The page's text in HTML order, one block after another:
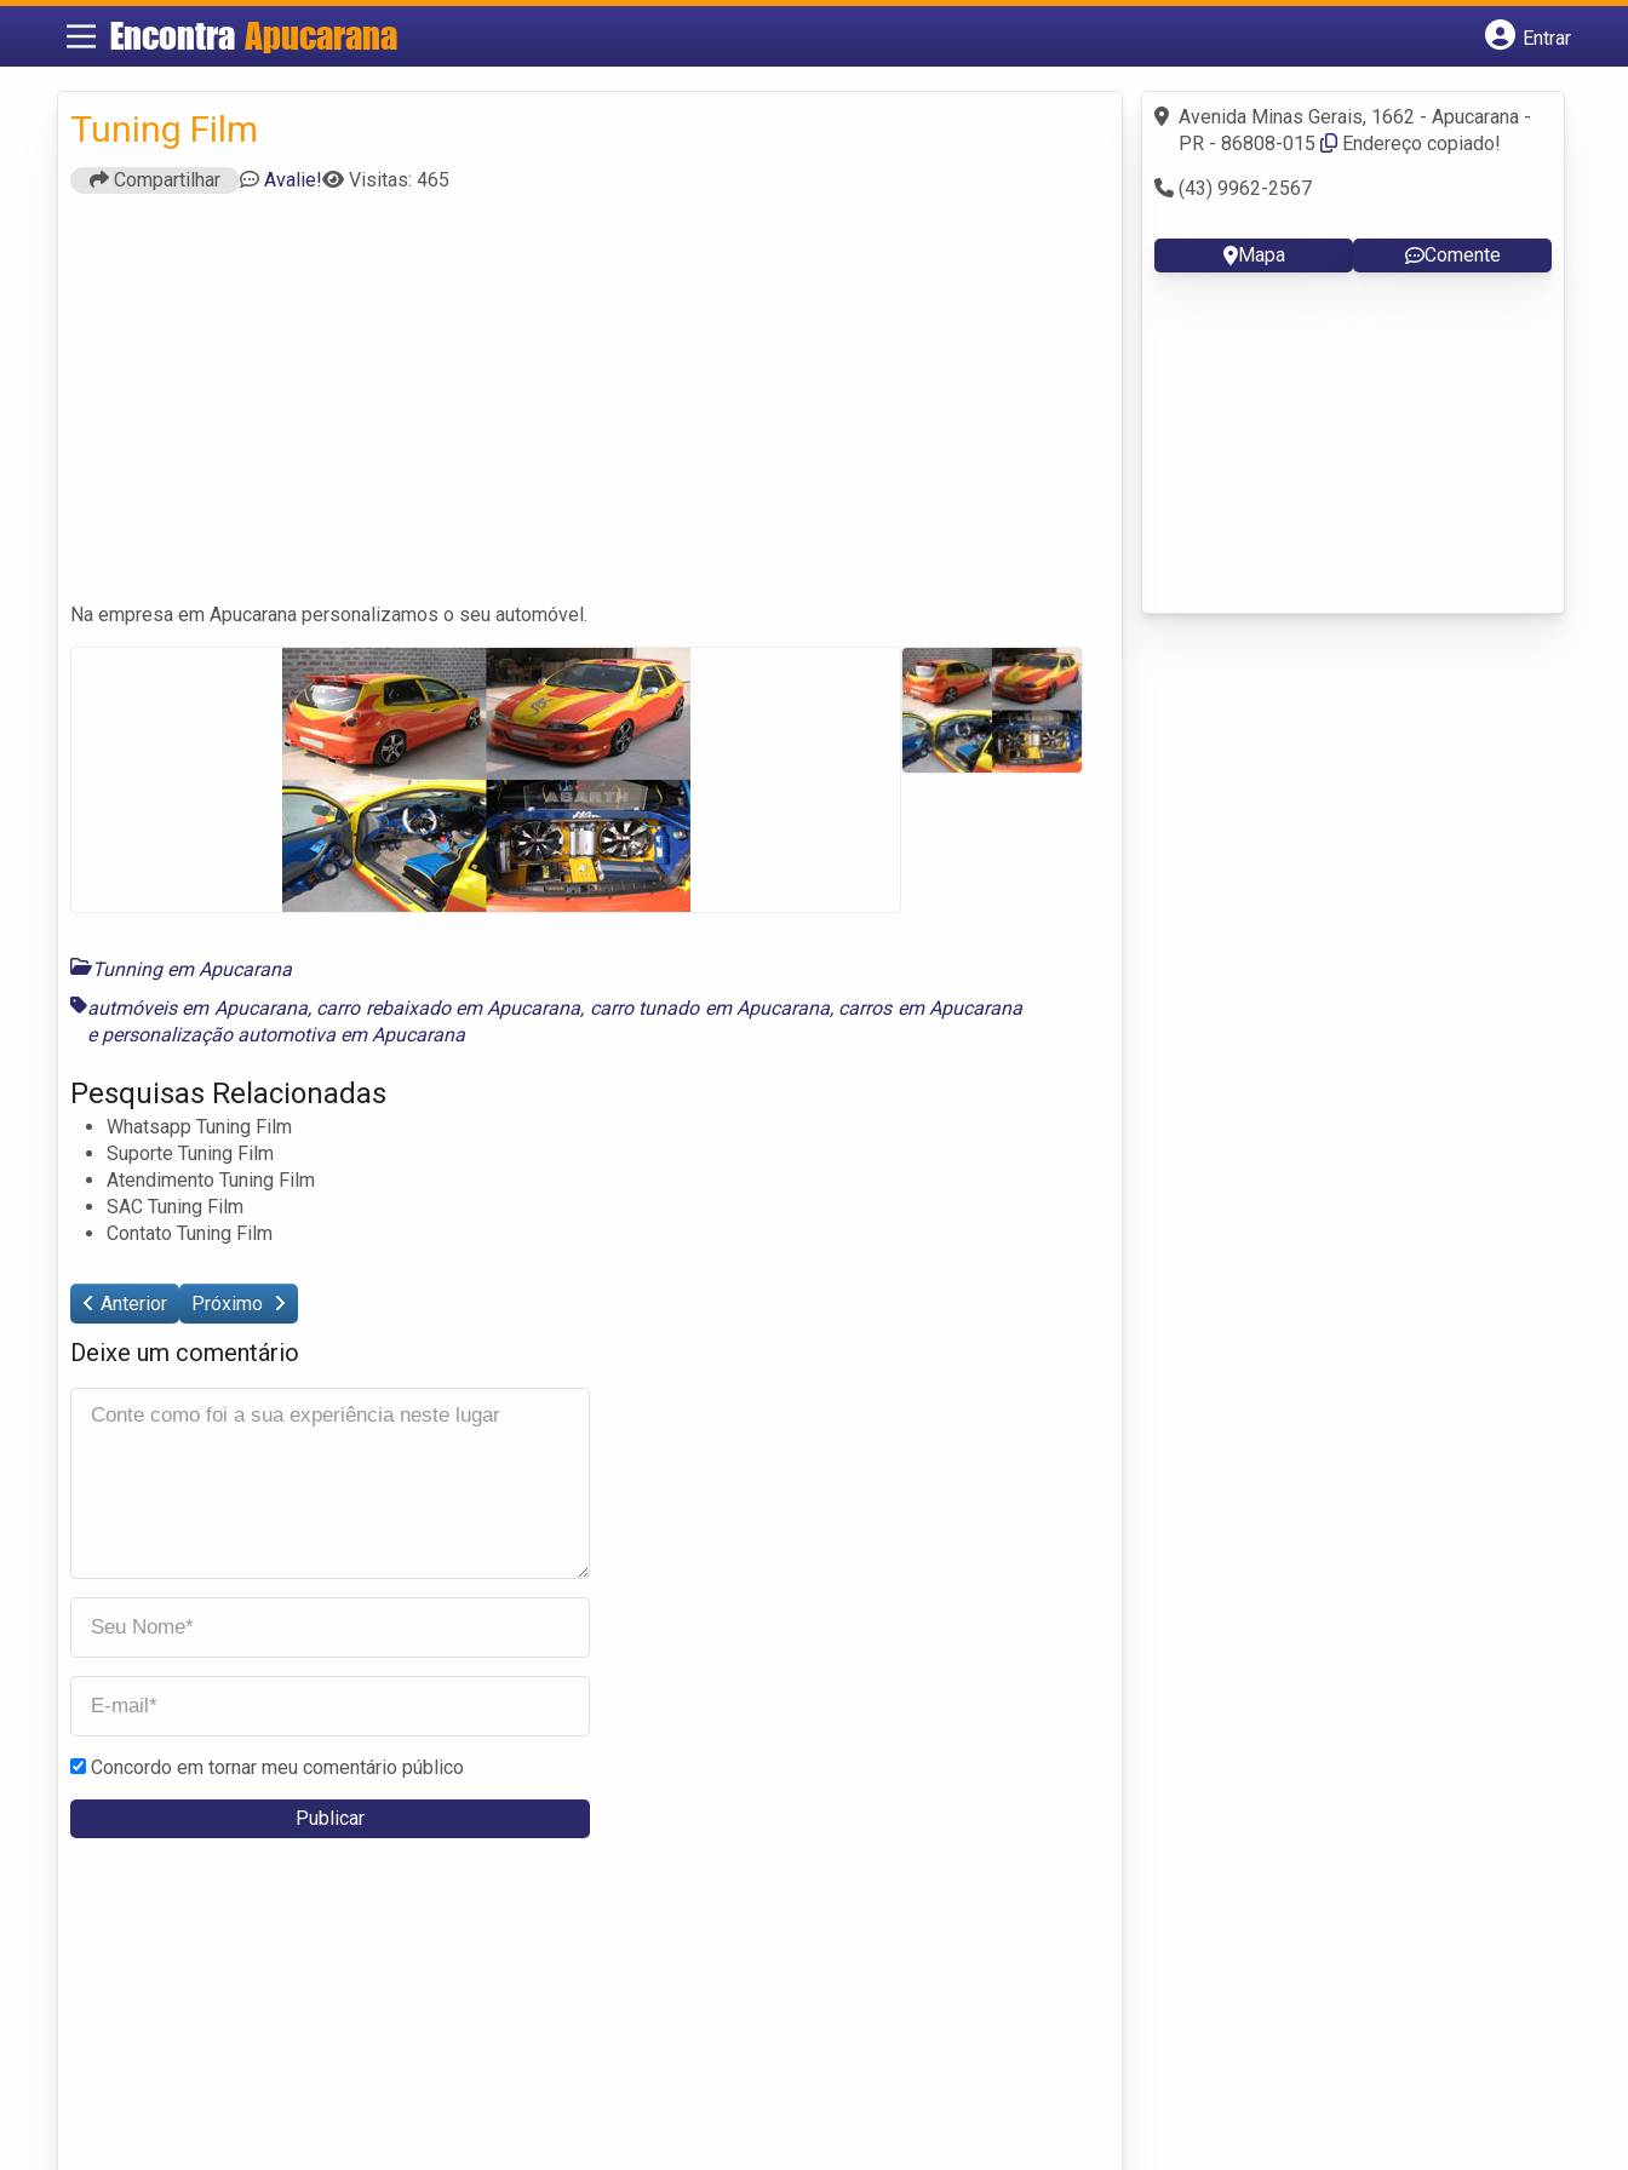
Encontra Apucarana
Entrar
Fazer login
Criar conta
Tuning Film
Compartilhar Avalie! Visitas: 465
Na empresa em Apucarana personalizamos o seu automóvel.
Tunning em Apucarana
autmóveis em Apucarana, carro rebaixado em Apucarana, carro tunado em Apucarana, carros em Apucarana
epersonalização automotiva em Apucarana
Pesquisas Relacionadas
Whatsapp Tuning Film
Suporte Tuning Film
Atendimento Tuning Film
SAC Tuning Film
Contato Tuning Film
Anterior Próximo
Deixe um comentário
Concordo em tornar meu comentário público
Avenida Minas Gerais, 1662 - Apucarana -
PR - 86808-015
Endereço copiado!
(43) 9962-2567
Mapa Comente